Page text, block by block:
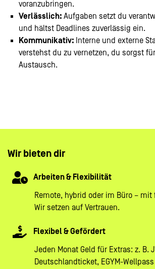
voranzubringen.
Verlässlich: Aufgaben setzt du
und hältst Deadlines zuverlässig ein.
Kommunikativ: Interne und externe
verstehst du zu vernetzen, du sorgst
Austausch.
Wir bieten dir
Arbeiten & Flexibilität
Remote, hybrid oder im Büro –
Wir setzen auf Vertrauen.
Flexibel & Gefördert
Jeden Monat Geld für Extras: z. B.
Deutschlandticket, EGYM-